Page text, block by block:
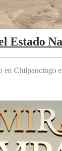
Estado
en Chilpancingo